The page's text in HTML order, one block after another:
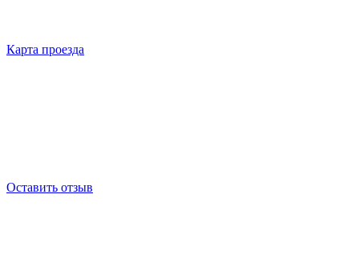
Карта проезда
Оставить отзыв